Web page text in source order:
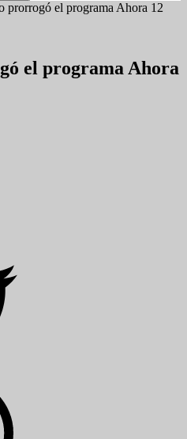
prorrogó el programa Ahora 12
el programa Ahora